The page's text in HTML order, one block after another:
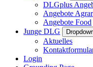
DLGplus
Angebote Agrar
Angebote Food
Junge DLG
Aktuelles
Login